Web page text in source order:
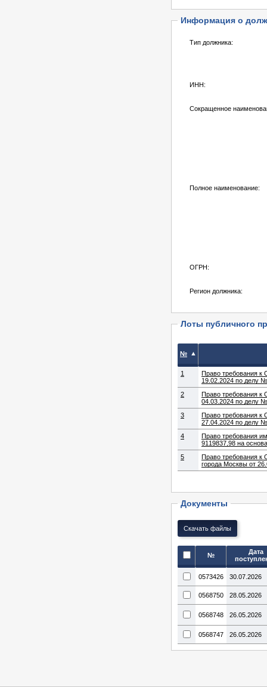
Информация о
Тип должника:
ИНН:
Сокращенное
Полное наименование:
ОГРН:
Регион должника:
Лоты публичного
№ ▲
1
Право требования к
19.02.2024 по делу
2
Право требования к
04.03.2024 по делу
3
Право требования к ООО «Т РИО КФС» (ИНН 7726361480) в размере 2852792.00 на основании Определение Арбитражного суда города Москвы от
27.04.2024 по делу
4
Право требования
9119837,98 на
5
Право требования к
города
Документы
№
Дата
0573426 30.07.2026
0568750 28.05.2026
0568748 26.05.2026
0568747 26.05.2026